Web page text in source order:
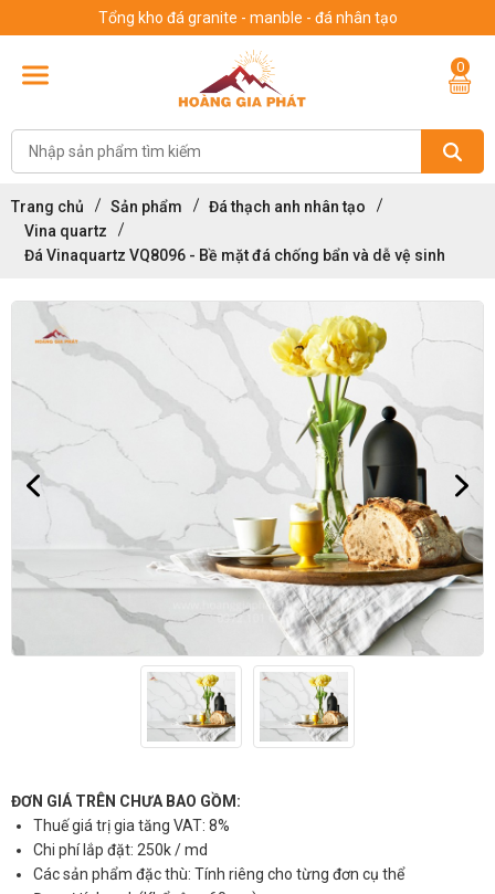
Tổng kho đá granite - manble - đá nhân tạo
0
Trang chủ Sản phẩm
Đá thạch anh nhân tạo
Vina quartz
Đá Vinaquartz VQ8096 - Bề mặt đá chống bẩn và dễ vệ sinh
ĐƠN GIÁ TRÊN CHƯA BAO GỒM:
Thuế giá trị gia tăng VAT: 8%
Chi phí lắp đặt: 250k / md
Các sản phẩm đặc thù: Tính riêng cho từng đơn cụ thể